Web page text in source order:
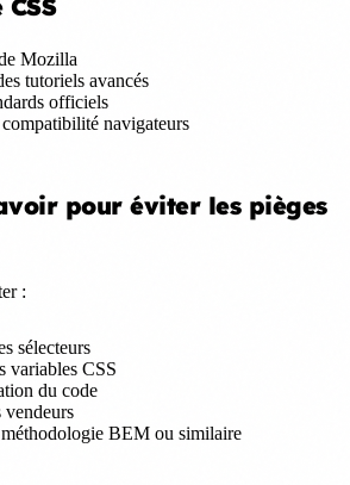
Mozilla
tutoriels avancés
officiels
navigateurs
pour éviter les pièges
:
sélecteurs
variables CSS
du code
BEM ou similaire